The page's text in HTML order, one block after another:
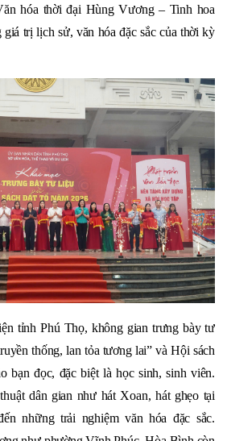
hóa thời đại Hùng Vương – Tinh hoa
trị lịch sử, văn hóa đặc sắc của thời kỳ
tỉnh Phú Thọ, không gian trưng bày tư
thống, lan tỏa tương lai” và Hội sách
bạn đọc, đặc biệt là học sinh, sinh viên.
dân gian như hát Xoan, hát ghẹo tại
những trải nghiệm văn hóa đặc sắc.